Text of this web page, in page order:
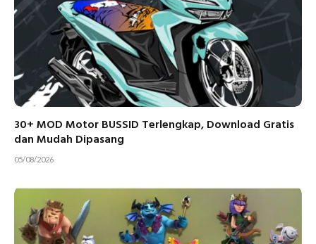
30+ MOD Motor BUSSID Terlengkap, Download Gratis
dan Mudah Dipasang
05/08/2026